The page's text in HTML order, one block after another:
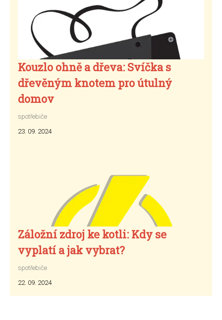
Kouzlo ohně a dřeva: Svíčka s
dřevěným knotem pro útulný
domov
spotřebiče
23. 09. 2024
Záložní zdroj ke kotli: Kdy se
vyplatí a jak vybrat?
spotřebiče
22. 09. 2024